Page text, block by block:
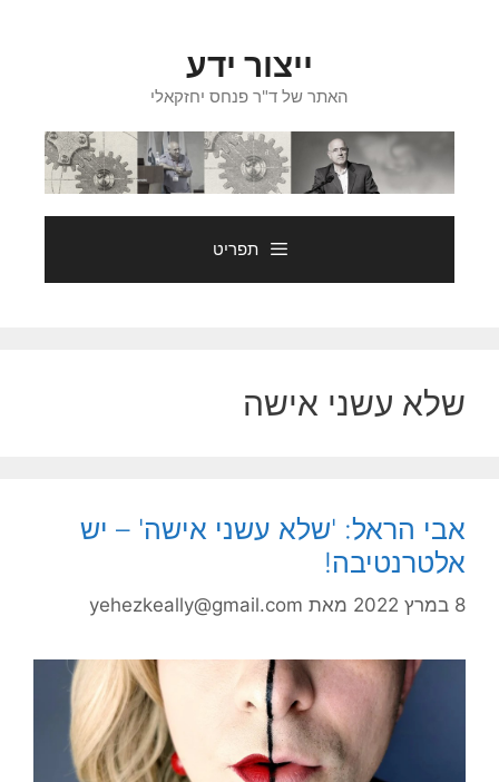
ייצור ידע
האתר של ד"ר פנחס יחזקאלי
תפריט
שלא עשני אישה
אבי הראל: 'שלא עשני אישה' – יש
אלטרנטיבה!
8 במרץ 2022 מאת yehezkeally@gmail.com